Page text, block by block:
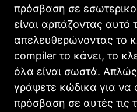
πρόσβαση σε
είναι αρπάζοντας αυτό
απελευθερώνοντας το
compiler το κάνει, το
όλα είναι σωστά.
γράψετε κώδικα για να
πρόσβαση σε αυτές τις